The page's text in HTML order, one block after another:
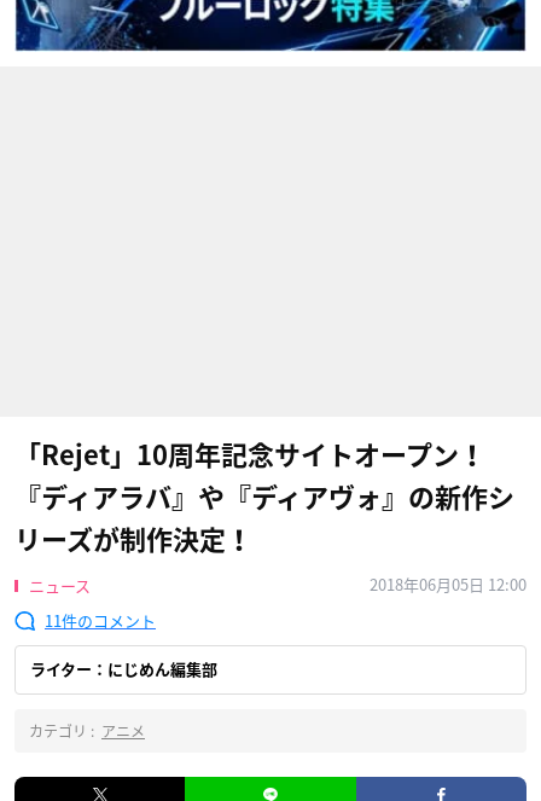
「Rejet」10周年記念サイトオープン！
『ディアラバ』や『ディアヴォ』の新作シ
リーズが制作決定！
ニュース
2018年06月05日 12:00
11
ライター：にじめん編集部
カテゴリ : アニメ